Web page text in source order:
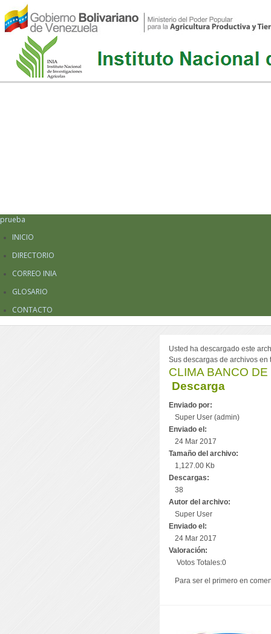
prueba
INICIO
DIRECTORIO
CORREO INIA
GLOSARIO
CONTACTO
Usted ha descargado este
Sus descargas de archivos
CLIMA BANCO
Descarga
Enviado por:
Super User (admin)
Enviado el:
24 Mar 2017
Tamaño del archivo:
1,127.00 Kb
Descargas:
38
Autor del archivo:
Super User
Enviado el:
24 Mar 2017
Valoración:
Votos Totales:0
Para ser el primero en